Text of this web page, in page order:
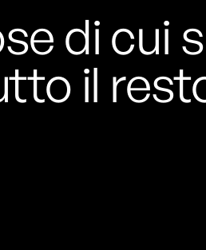
popolate e lontane
le più
al mondo che ha il
di cui
il